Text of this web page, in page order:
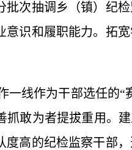
次抽调乡（镇）纪
识和履职能力。拓
一线作为干部选任的
敢为者提拔重用。
高的纪检监察干部